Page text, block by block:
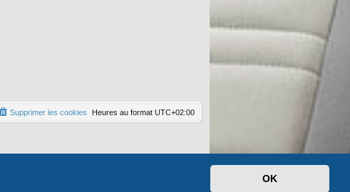
OK
Heures au format UTC+02:00
Supprimer les cookies